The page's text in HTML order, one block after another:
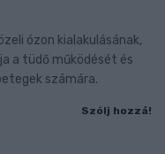
ózon kialakulásának,
a tüdő működését és
számára.
Szólj hozzá!